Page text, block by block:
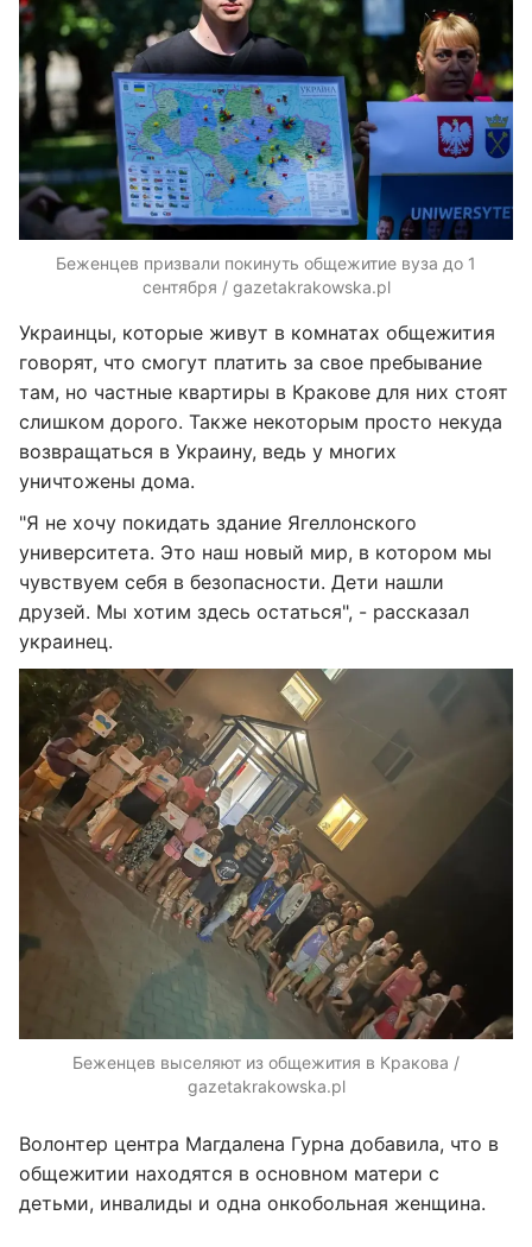
Беженцев призвали покинуть общежитие вуза до 1
сентября / gazetakrakowska.pl
Украинцы, которые живут в комнатах общежития
говорят, что смогут платить за свое пребывание
там, но частные квартиры в Кракове для них стоят
слишком дорого. Также некоторым просто некуда
возвращаться в Украину, ведь у многих
уничтожены дома.
"Я не хочу покидать здание Ягеллонского
университета. Это наш новый мир, в котором мы
чувствуем себя в безопасности. Дети нашли
друзей. Мы хотим здесь остаться", - рассказал
украинец.
Беженцев выселяют из общежития в Кракова /
gazetakrakowska.pl
Волонтер центра Магдалена Гурна добавила, что в
общежитии находятся в основном матери с
детьми, инвалиды и одна онкобольная женщина.